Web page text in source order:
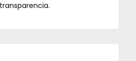
transparencia.